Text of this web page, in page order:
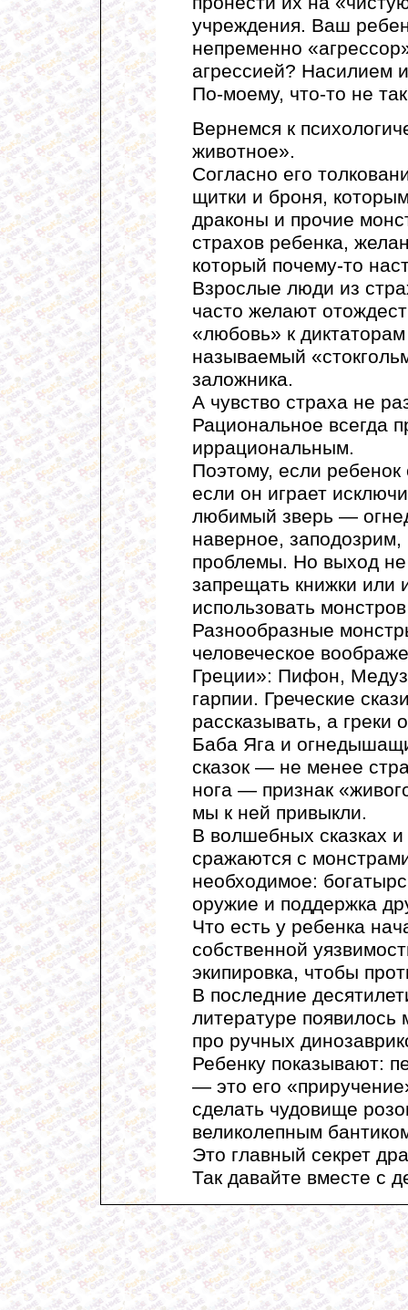
учреждения. Ваш
непременно
агрессией? Насилием
По-моему, что-то не
Вернемся к
животное».
Согласно его
щитки и броня,
драконы и прочие
страхов ребенка,
который почему-то
Взрослые люди из
часто желают
«любовь» к
называемый
заложника.
А чувство страха не
Рациональное всегда
иррациональным.
Поэтому, если ребенок
если он играет
любимый зверь —
наверное, заподозрим,
проблемы. Но выход
запрещать книжки или
использовать
Разнообразные
человеческое
Греции»: Пифон,
гарпии. Греческие
рассказывать, а
Баба Яга и
сказок — не менее
нога — признак
мы к ней привыкли.
В волшебных сказках
сражаются с
необходимое:
оружие и поддержка
Что есть у ребенка
собственной
экипировка, чтобы
В последние
литературе
про ручных
Ребенку показывают:
— это его
сделать чудовище
великолепным
Это главный секрет
Так давайте вместе с